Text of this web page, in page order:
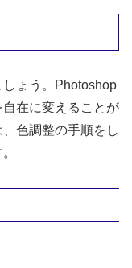
ょう。Photoshop
在に変えることが
色調整の手順をし